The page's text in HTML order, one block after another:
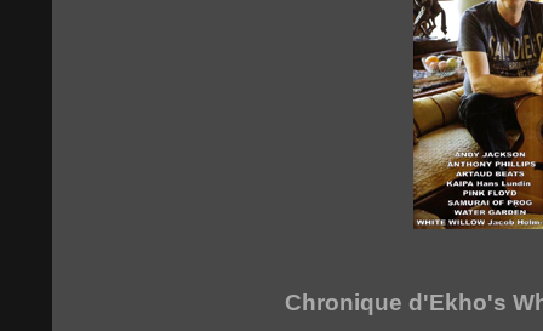
Chronique d'Ekho's